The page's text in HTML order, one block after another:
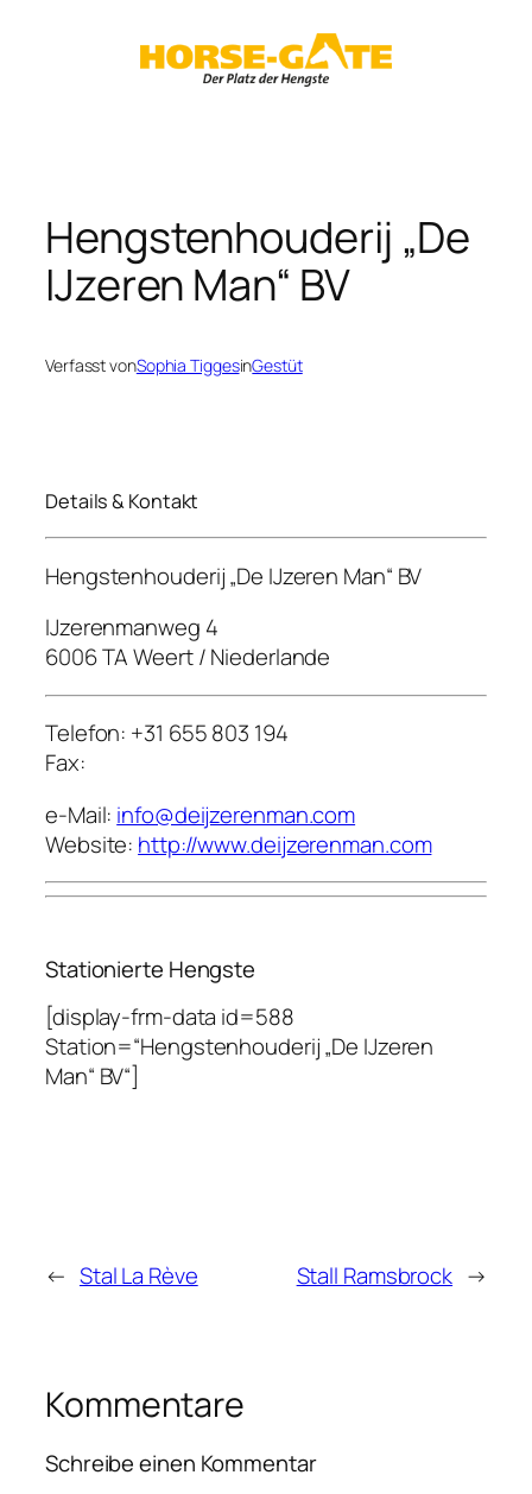
Hengstenhouderij „De
IJzeren Man“ BV
Verfasst vonSophia TiggesinGestüt
Details & Kontakt
Hengstenhouderij „De IJzeren Man“ BV
IJzerenmanweg 4
6006 TA Weert / Niederlande
Telefon: +31 655 803 194
Fax:
e-Mail: info@deijzerenman.com
Website: http://www.deijzerenman.com
Stationierte Hengste
[display-frm-data id=588
Station=“Hengstenhouderij „De IJzeren
Man“ BV“]
← Stal La Rève Stall Ramsbrock →
Kommentare
Schreibe einen Kommentar